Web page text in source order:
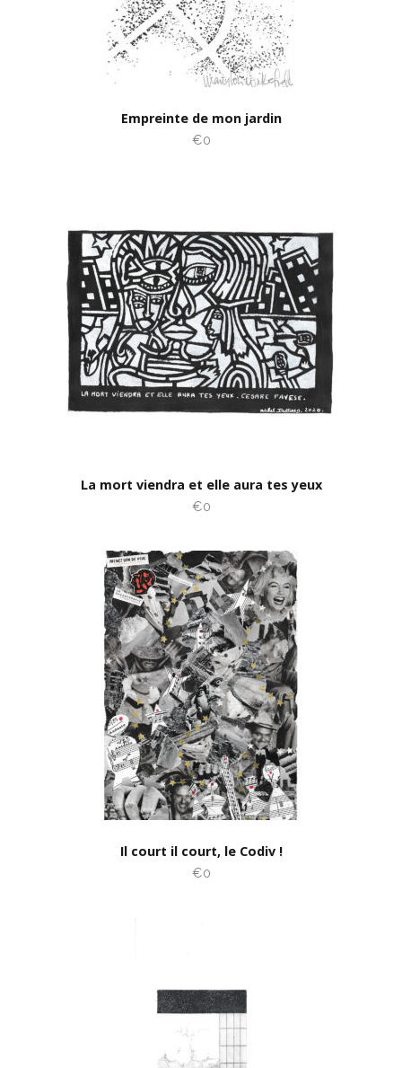
Empreinte de mon jardin
€0
La mort viendra et elle aura tes yeux
€0
Il court il court, le Codiv !
€0